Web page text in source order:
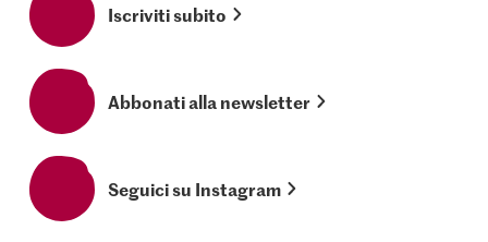
Iscriviti subito
Abbonati alla newsletter
Seguici su Instagram